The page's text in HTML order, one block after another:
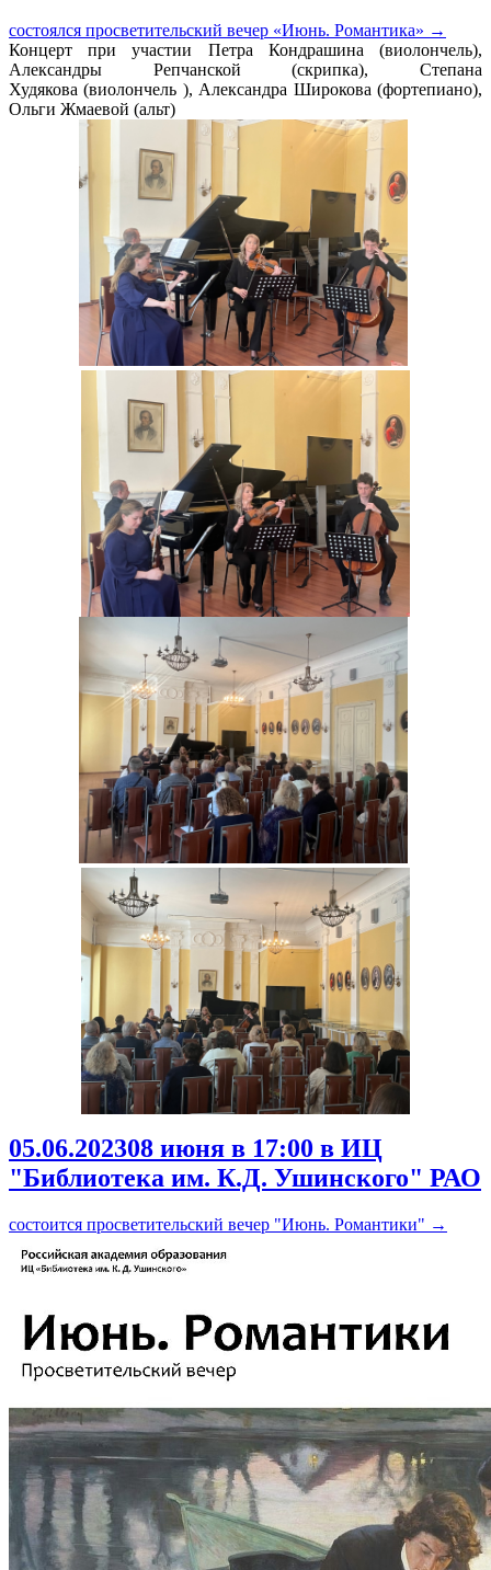
состоялся просветительский вечер «Июнь. Романтика» →
Концерт при участии Петра Кондрашина (виолончель),
Александры Репчанской (скрипка), Степана
Худякова (виолончель ), Александра Широкова (фортепиано),
Ольги Жмаевой (альт)
05.06.202308 июня в 17:00 в ИЦ
"Библиотека им. К.Д. Ушинского" РАО
состоится просветительский вечер "Июнь. Романтики" →